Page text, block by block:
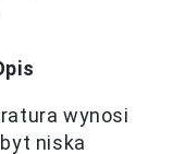
wynosi
niska